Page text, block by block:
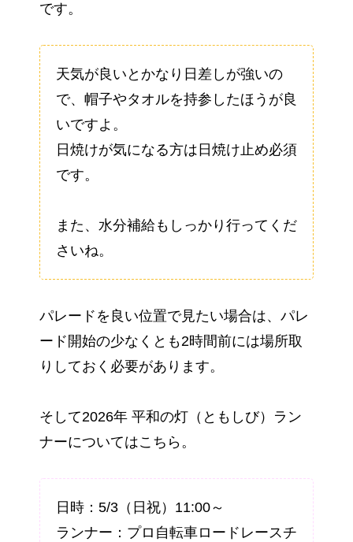
です。
天気が良いとかなり日差しが強いの
で、帽子やタオルを持参したほうが良
いですよ。
日焼けが気になる方は日焼け止め必須
です。
また、水分補給もしっかり行ってくだ
さいね。
パレードを良い位置で見たい場合は、パレ
ード開始の少なくとも2時間前には場所取
りしておく必要があります。
そして2026年 平和の灯（ともしび）ラン
ナーについてはこちら。
日時：5/3（日祝）11:00～
ランナー：プロ自転車ロードレースチ